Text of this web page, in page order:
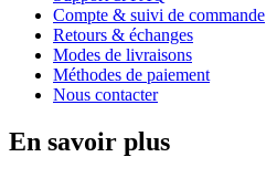
Compte & suivi de commande
Retours & échanges
Modes de livraisons
Méthodes de paiement
Nous contacter
En savoir plus